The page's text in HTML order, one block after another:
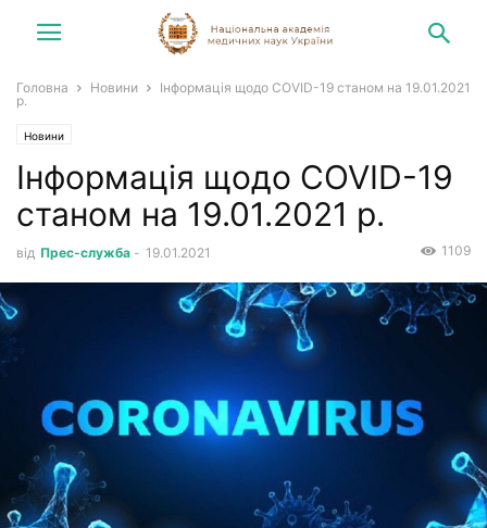
Головна Новини
Інформація щодо COVID-19 станом на 19.01.2021
р.
Новини
Інформація щодо COVID-19
станом на 19.01.2021 р.
від Прес-служба - 19.01.2021 1109